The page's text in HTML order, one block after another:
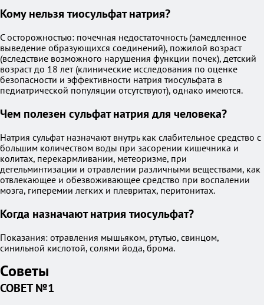
Кому нельзя тиосульфат натрия?
С осторожностью: почечная недостаточность (замедленное
выведение образующихся соединений), пожилой возраст
(вследствие возможного нарушения функции почек), детский
возраст до 18 лет (клинические исследования по оценке
безопасности и эффективности натрия тиосульфата в
педиатрической популяции отсутствуют), однако имеются.
Чем полезен сульфат натрия для человека?
Натрия сульфат назначают внутрь как слабительное средство с
большим количеством воды при засорении кишечника и
колитах, перекармливании, метеоризме, при
дегельминтизации и отравлении различными веществами, как
отвлекающее и обезвоживающее средство при воспалении
мозга, гиперемии легких и плевритах, перитонитах.
Когда назначают натрия тиосульфат?
Показания: отравления мышьяком, ртутью, свинцом,
синильной кислотой, солями йода, брома.
Советы
СОВЕТ №1